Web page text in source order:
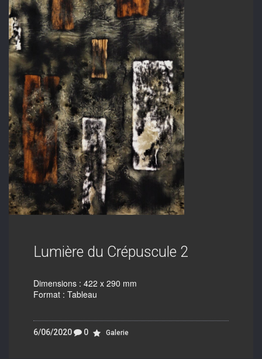
Lumière du Crépuscule 2
Dimensions : 422 x 290 mm
Format : Tableau
6/06/2020 0 Galerie